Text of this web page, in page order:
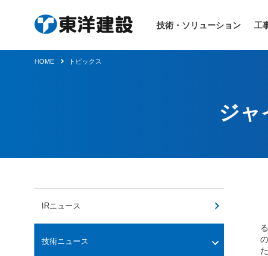
技術・ソリューション 工
HOME トピックス
ジャ
た
IRニュース
技術ニュース